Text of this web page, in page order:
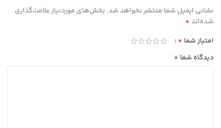
نشانی ایمیل شما منتشر نخواهد شد. بخش‌های موردنیاز علامت‌گذاری
شده‌اند*
امتیاز شما *
دیدگاه شما *